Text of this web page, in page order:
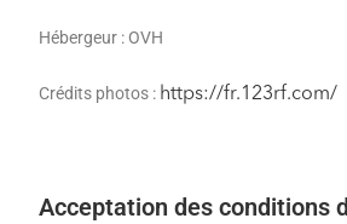
Hébergeur : OVH
Crédits photos : https://fr.123rf.com/
Acceptation des conditions